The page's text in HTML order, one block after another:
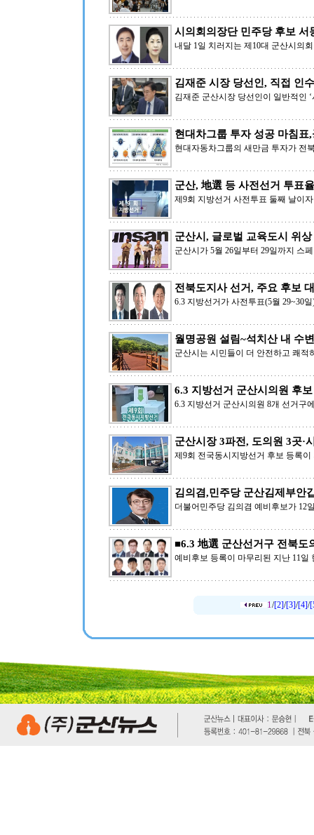
시의회의장단 민주당 후보 서
내달 1일 치러지는 제10대 군산시의
김재준 시장 당선인, 직접 인
김재준 군산시장 당선인이 일반적인
현대차그룹 투자 성공 마침표
현대자동차그룹의 새만금 투자가 전
군산, 地選 등 사전선거 투표
제9회 지방선거 사전투표 둘째 날이
군산시, 글로벌 교육도시 위
군산시가 5월 26일부터 29일까지 스
전북도지사 선거, 주요 후보
6.3 지방선거가 사전투표(5월 29~30
월명공원 설림~석치산 내 수
군산시는 시민들이 더 안전하고 쾌
6.3 지방선거 군산시의원 후
6.3 지방선거 군산시의원 8개 선거구
군산시장 3파전, 도의원 3곳·
제9회 전국동시지방선거 후보 등록
김의겸,민주당 군산김제부안
더불어민주당 김의겸 예비후보가 12
■6.3 地選 군산선거구 전북도
예비후보 등록이 마무리된 지난 11일
1/[2]/[3]/[4]/